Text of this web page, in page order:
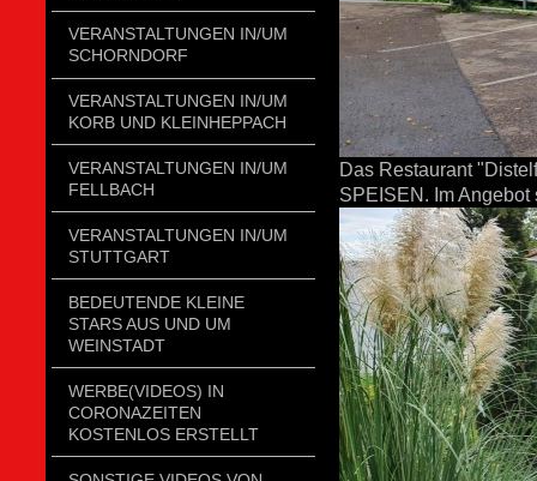
VERANSTALTUNGEN IN/UM
SCHORNDORF
VERANSTALTUNGEN IN/UM
KORB UND KLEINHEPPACH
VERANSTALTUNGEN IN/UM
FELLBACH
VERANSTALTUNGEN IN/UM
STUTTGART
BEDEUTENDE KLEINE
STARS AUS UND UM
WEINSTADT
WERBE(VIDEOS) IN
CORONAZEITEN
KOSTENLOS ERSTELLT
Das Restaurant
SPEISEN. Im